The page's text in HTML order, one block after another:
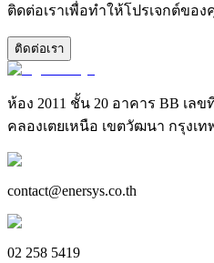
ติดต่อเราเพื่อทำให้โปรเจกต์ของ
ติดต่อเรา
ห้อง 2011 ชั้น 20 อาคาร BB เล
คลองเตยเหนือ เขตวัฒนา กรุงเท
contact@enersys.co.th
02 258 5419